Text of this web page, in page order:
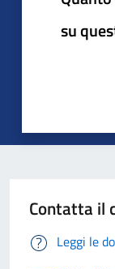
su
Contatta il
Leggi le